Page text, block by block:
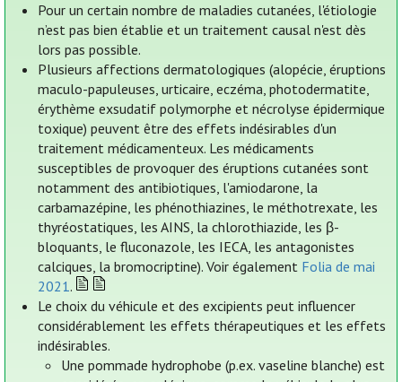
Pour un certain nombre de maladies cutanées, l'étiologie
n’est pas bien établie et un traitement causal n'est dès
lors pas possible.
Plusieurs affections dermatologiques (alopécie, éruptions
maculo-papuleuses, urticaire, eczéma, photodermatite,
érythème exsudatif polymorphe et nécrolyse épidermique
toxique) peuvent être des effets indésirables d'un
traitement médicamenteux. Les médicaments
susceptibles de provoquer des éruptions cutanées sont
notamment des antibiotiques, l'amiodarone, la
carbamazépine, les phénothiazines, le méthotrexate, les
thyréostatiques, les AINS, la chlorothiazide, les β-
bloquants, le fluconazole, les IECA, les antagonistes
calciques, la bromocriptine). Voir également Folia de mai
2021.
Le choix du véhicule et des excipients peut influencer
considérablement les effets thérapeutiques et les effets
indésirables.
Une pommade hydrophobe (p.ex. vaseline blanche) est